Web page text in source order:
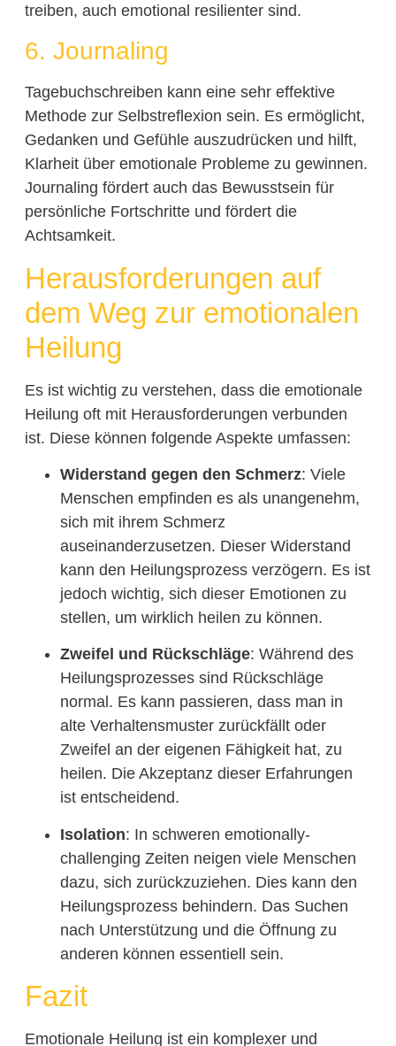
treiben, auch emotional resilienter sind.
6. Journaling
Tagebuchschreiben kann eine sehr effektive
Methode zur Selbstreflexion sein. Es ermöglicht,
Gedanken und Gefühle auszudrücken und hilft,
Klarheit über emotionale Probleme zu gewinnen.
Journaling fördert auch das Bewusstsein für
persönliche Fortschritte und fördert die
Achtsamkeit.
Herausforderungen auf
dem Weg zur emotionalen
Heilung
Es ist wichtig zu verstehen, dass die emotionale
Heilung oft mit Herausforderungen verbunden
ist. Diese können folgende Aspekte umfassen:
Widerstand gegen den Schmerz: Viele
Menschen empfinden es als unangenehm,
sich mit ihrem Schmerz
auseinanderzusetzen. Dieser Widerstand
kann den Heilungsprozess verzögern. Es ist
jedoch wichtig, sich dieser Emotionen zu
stellen, um wirklich heilen zu können.
Zweifel und Rückschläge: Während des
Heilungsprozesses sind Rückschläge
normal. Es kann passieren, dass man in
alte Verhaltensmuster zurückfällt oder
Zweifel an der eigenen Fähigkeit hat, zu
heilen. Die Akzeptanz dieser Erfahrungen
ist entscheidend.
Isolation: In schweren emotionally-
challenging Zeiten neigen viele Menschen
dazu, sich zurückzuziehen. Dies kann den
Heilungsprozess behindern. Das Suchen
nach Unterstützung und die Öffnung zu
anderen können essentiell sein.
Fazit
Emotionale Heilung ist ein komplexer und